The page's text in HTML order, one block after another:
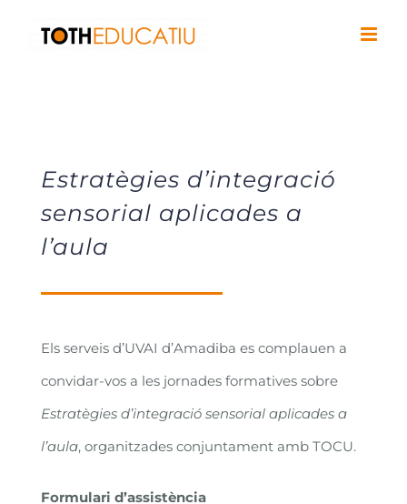
Estratègies d’integració
sensorial aplicades a
l’aula
Els serveis d’UVAI d’Amadiba es complauen a
convidar-vos a les jornades formatives sobre
Estratègies d’integració sensorial aplicades a
l’aula, organitzades conjuntament amb TOCU.
Formulari d’assistència